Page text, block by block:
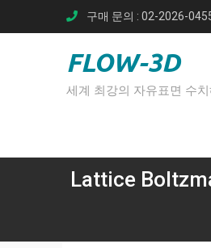
to
구매 문의 : 02-2026-
FLOW-3D
세계 최강의 자유표면 수
Lattice